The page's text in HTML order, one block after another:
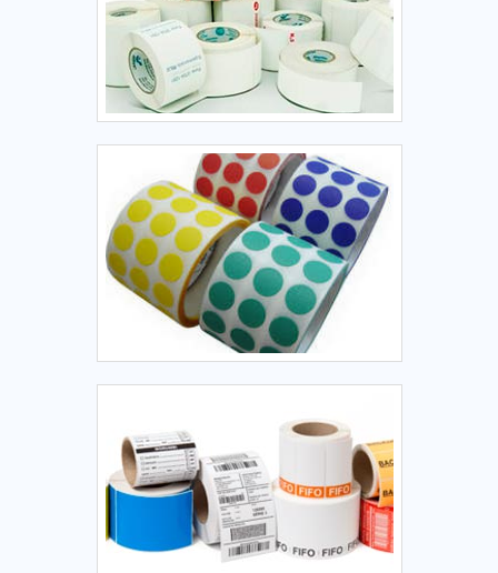
Durabilidade limitada: Impressões tendem a desbotar com
o tempo, especialmente sob luz ou calor extremo. Restrição
de cores: Impressão limitada a apenas uma cor (geralmente
preta). Ambientes extremos: Não ideais para produtos que
passarão por condições severas (exemplo: alta umidade ou
contato direto com líquidos não embalados). 8. Fatores a
Considerar ao Comprar Escolha do tipo de etiqueta: Modelo
da balança: Certificar-se de que o tamanho e o formato da
etiqueta são compatíveis. Qualidade do papel térmico:
Papéis de alta qualidade resultam em melhor legibilidade e
menos resíduos na cabeça de impressão. Tipo de adesivo:
Adesivo removível ou permanente, dependendo do uso.
Dimensão da bobina: Garantir que o diâmetro interno da
bobina seja compatível com o suporte da balança.